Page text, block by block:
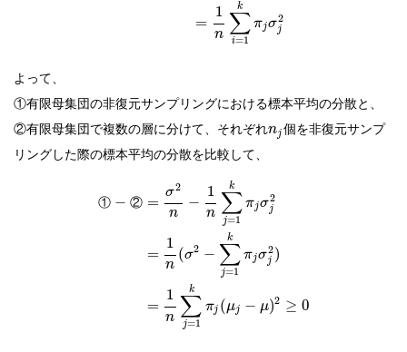
=
1
n ∑
i=1
k
πjσ2
j
よって、
①有限母集団の非復元サンプリングにおける標本平均の分散と、
②有限母集団で複数の層に分けて、それぞれnj個を非復元サンプ
リングした際の標本平均の分散を比較して、
① − ② =
=
=
σ2
n
−
1
n ∑
j=1
k
πjσ2
j
1
n
(σ2 − ∑
j=1
k
πjσ2
j )
1
n ∑
j=1
k
πj (μj − μ)2 ≥ 0